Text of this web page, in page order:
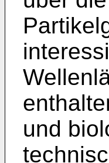
und